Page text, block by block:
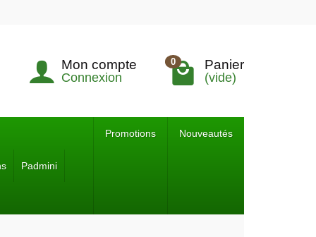
Mon compte
Connexion
0 Panier
(vide)
Padmini
Promotions Nouveautés